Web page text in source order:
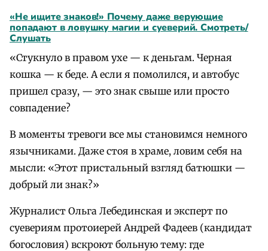
«Не ищите знаков!» Почему даже верующие
попадают в ловушку магии и суеверий. Смотреть/
Слушать
«Стукнуло в правом ухе — к деньгам. Черная
кошка — к беде. А если я помолился, и автобус
пришел сразу, — это знак свыше или просто
совпадение?
В моменты тревоги все мы становимся немного
язычниками. Даже стоя в храме, ловим себя на
мысли: «Этот пристальный взгляд батюшки —
добрый ли знак?»
Журналист Ольга Лебединская и эксперт по
суевериям протоиерей Андрей Фадеев (кандидат
богословия) вскроют больную тему: где